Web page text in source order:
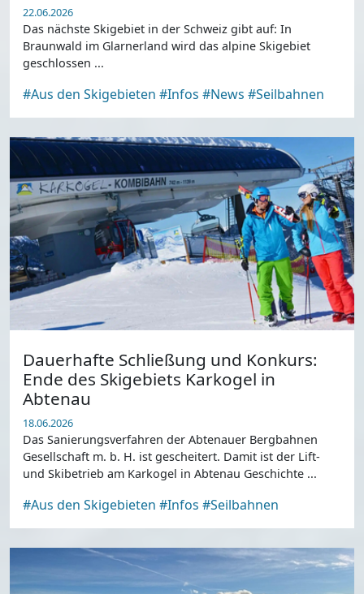
22.06.2026
Das nächste Skigebiet in der Schweiz gibt auf: In
Braunwald im Glarnerland wird das alpine Skigebiet
geschlossen ...
#Aus den Skigebieten #Infos #News #Seilbahnen
Dauerhafte Schließung und Konkurs:
Ende des Skigebiets Karkogel in
Abtenau
18.06.2026
Das Sanierungsverfahren der Abtenauer Bergbahnen
Gesellschaft m. b. H. ist gescheitert. Damit ist der Lift-
und Skibetrieb am Karkogel in Abtenau Geschichte ...
#Aus den Skigebieten #Infos #Seilbahnen